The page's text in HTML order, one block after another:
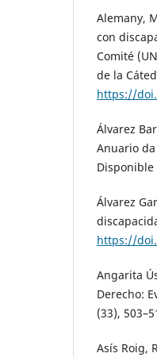
Alemany,
con
Comité
de la
https://
Álvarez
Anuario
Disponible
Álvarez
https://
Angarita
Derecho:
(33),
Asís Roig,